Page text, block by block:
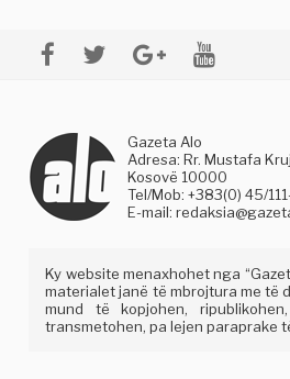
Gazeta Alo
Adresa: Rr. Mustafa
Kosovë 10000
Tel/Mob: +383(0) 45/
E-mail:
Ky website menaxhohet nga
materialet janë të mbrojtura me të
mund të kopjohen,
transmetohen, pa lejen paraprake